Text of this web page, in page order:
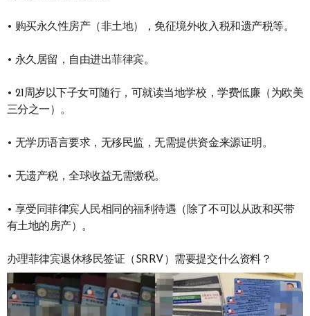
• 购买永久性房产（非土地），免征境外收入税和遗产税等。
• 永久居留，自由进出菲律宾。
• 21周岁以下子女可随行，可就读当地学校，学费低廉（为欧美
三分之一）。
• 无学历语言要求，无移民监，无需提供资金来源证明。
• 无遗产税，全球收益无需缴税。
• 享受同菲律宾人民相同的福利待遇（除了不可以从政和买带
有土地的房产）。
办理菲律宾退休移民签证（SRRV）需要提交什么资料？